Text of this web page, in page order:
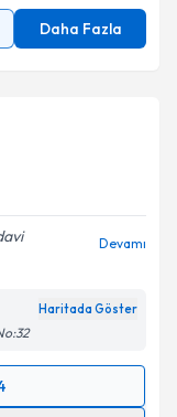
Daha Fazla
Devamı
Haritada Göster